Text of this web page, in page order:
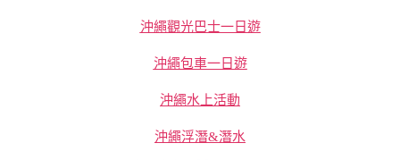
沖繩觀光巴士一日遊
沖繩包車一日遊
沖繩水上活動
沖繩浮潛&潛水